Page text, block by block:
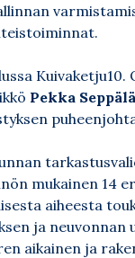
Pekka
mukainen 14
aiheesta
ja neuvonnan
aikainen ja